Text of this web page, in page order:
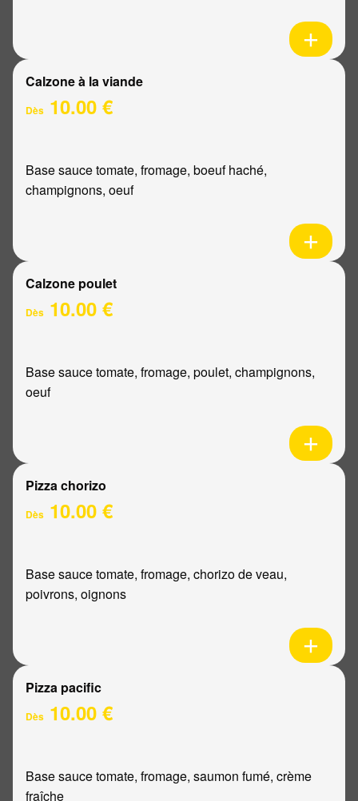
Calzone à la viande
Dès 10.00 €
Base sauce tomate, fromage, boeuf haché,
champignons, oeuf
Calzone poulet
Dès 10.00 €
Base sauce tomate, fromage, poulet, champignons,
oeuf
Pizza chorizo
Dès 10.00 €
Base sauce tomate, fromage, chorizo de veau,
poivrons, oignons
Pizza pacific
Dès 10.00 €
Base sauce tomate, fromage, saumon fumé, crème
fraîche